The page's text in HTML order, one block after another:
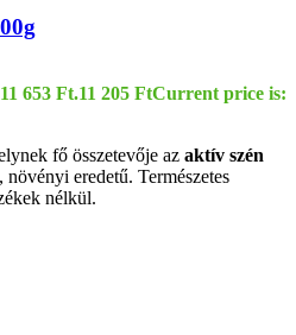
653 Ft.11 205 FtCurrent price is:
fő összetevője az aktív szén
, növényi eredetű. Természetes
nélkül.